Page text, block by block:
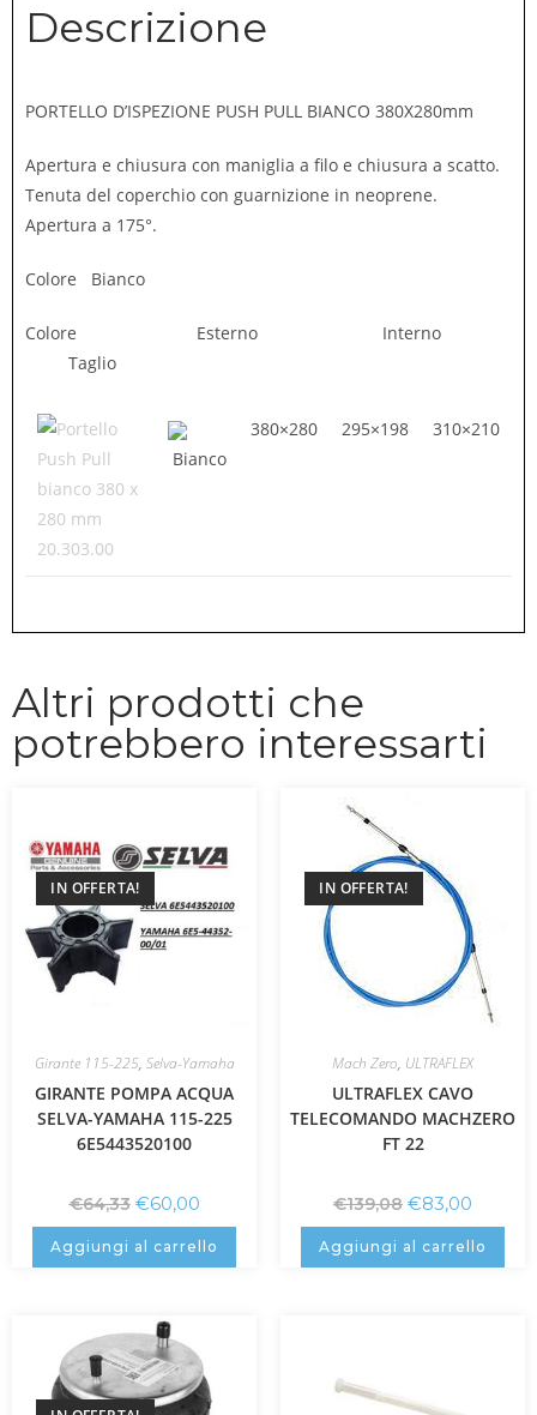
Descrizione
PORTELLO D’ISPEZIONE PUSH PULL BIANCO 380X280mm
Apertura e chiusura con maniglia a filo e chiusura a scatto.
Tenuta del coperchio con guarnizione in neoprene.
Apertura a 175°.
Colore Bianco
Colore Esterno Interno
Taglio
20.303.00
Bianco
380×280 295×198 310×210
Altri prodotti che
potrebbero interessarti
IN OFFERTA!
Girante 115-225, Selva-Yamaha
GIRANTE POMPA ACQUA
SELVA-YAMAHA 115-225
6E5443520100
€64,33 €60,00
Aggiungi al carrello
IN OFFERTA!
Mach Zero, ULTRAFLEX
ULTRAFLEX CAVO
TELECOMANDO MACHZERO
FT 22
€139,08 €83,00
Aggiungi al carrello